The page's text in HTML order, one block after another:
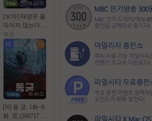
01:51:02
[보자] 태양은 움
직이지 않는다 1
1월
액션
15
06:46:52
[N] 동 궁. 1화~8
화. 完 (260717 공